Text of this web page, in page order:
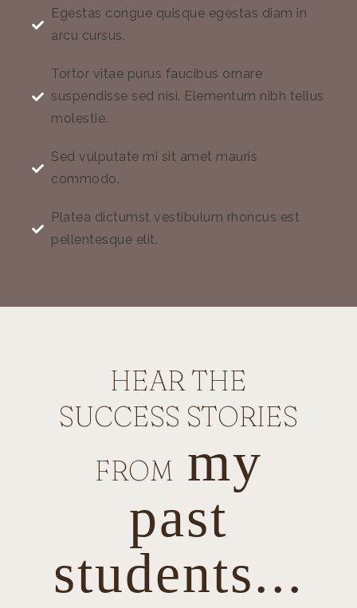
Egestas congue quisque egestas diam in
arcu cursus.
Tortor vitae purus faucibus ornare
suspendisse sed nisi. Elementum nibh tellus
molestie.
Sed vulputate mi sit amet mauris
commodo.
Platea dictumst vestibulum rhoncus est
pellentesque elit.
HEAR THE
SUCCESS STORIES
FROM my
past
students...